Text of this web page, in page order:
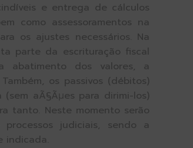
e entrega de cálculos
como assessoramentos na
os ajustes necessários. Na
parte da escrituração fiscal
abatimento dos valores, a
os passivos (débitos)
aÃ§Ãµes para dirimi-los)
tanto. Neste momento serão
judiciais, sendo a
indicada.